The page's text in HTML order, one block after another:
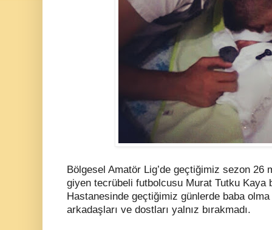
Bölgesel Amatör Lig’de geçtiğimiz sezon 26
giyen tecrübeli futbolcusu Murat Tutku Kaya
Hastanesinde geçtiğimiz günlerde baba
arkadaşları ve dostları yalnız bırakmadı.